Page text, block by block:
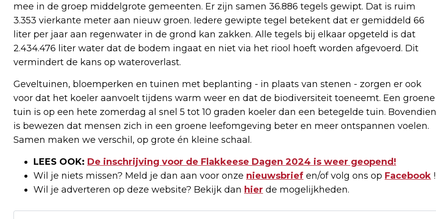
mee in de groep middelgrote gemeenten. Er zijn samen 36.886 tegels gewipt. Dat is ruim
3.353 vierkante meter aan nieuw groen. Iedere gewipte tegel betekent dat er gemiddeld 66
liter per jaar aan regenwater in de grond kan zakken. Alle tegels bij elkaar opgeteld is dat
2.434.476 liter water dat de bodem ingaat en niet via het riool hoeft worden afgevoerd. Dit
vermindert de kans op wateroverlast.
Geveltuinen, bloemperken en tuinen met beplanting - in plaats van stenen - zorgen er ook
voor dat het koeler aanvoelt tijdens warm weer en dat de biodiversiteit toeneemt. Een groene
tuin is op een hete zomerdag al snel 5 tot 10 graden koeler dan een betegelde tuin. Bovendien
is bewezen dat mensen zich in een groene leefomgeving beter en meer ontspannen voelen.
Samen maken we verschil, op grote én kleine schaal.
LEES OOK: De inschrijving voor de Flakkeese Dagen 2024 is weer geopend!
Wil je niets missen? Meld je dan aan voor onze nieuwsbrief en/of volg ons op Facebook !
Wil je adverteren op deze website? Bekijk dan hier de mogelijkheden.